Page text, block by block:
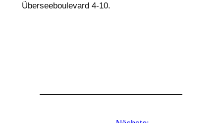
Überseeboulevard 4-10.